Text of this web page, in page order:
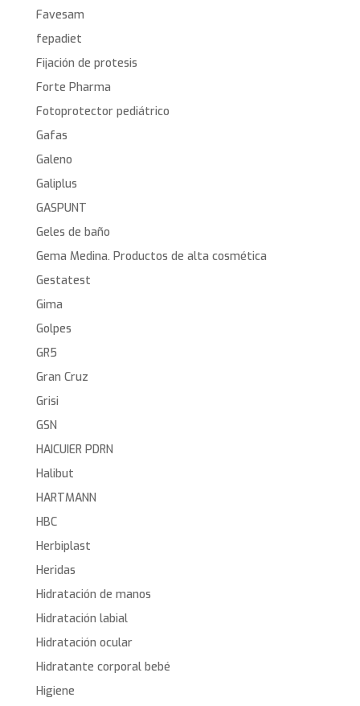
Favesam
fepadiet
Fijación de protesis
Forte Pharma
Fotoprotector pediátrico
Gafas
Galeno
Galiplus
GASPUNT
Geles de baño
Gema Medina. Productos de alta cosmética
Gestatest
Gima
Golpes
GR5
Gran Cruz
Grisi
GSN
HAICUIER PDRN
Halibut
HARTMANN
HBC
Herbiplast
Heridas
Hidratación de manos
Hidratación labial
Hidratación ocular
Hidratante corporal bebé
Higiene